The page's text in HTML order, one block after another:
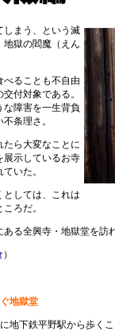
しまう、という滅
地獄の閻魔（えん
べることも不自由
付対象である。
な障害を一生背負
条理さ。
たら大変なことに
展示しているお寺
いた。
としては、これは
ろだ。
る全興寺・地獄堂を訪
）
地獄堂
地下鉄平野駅から歩く